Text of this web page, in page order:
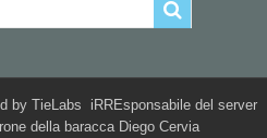
by TieLabs iRREsponsabile del server
della baracca Diego Cervia